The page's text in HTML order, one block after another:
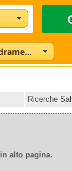
Seleziona l'inquadramento
Ricerche
in alto pagina.